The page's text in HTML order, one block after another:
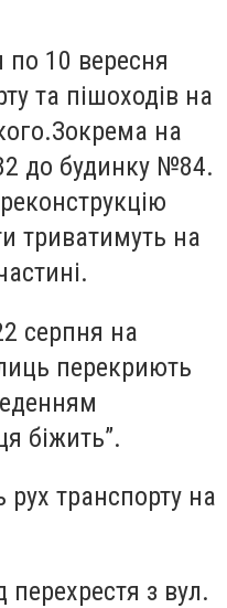
по 10 вересня
та пішоходів на
на
до будинку №84.
триватимуть на
серпня на
перекриють
біжить”.
транспорту на
з вул.